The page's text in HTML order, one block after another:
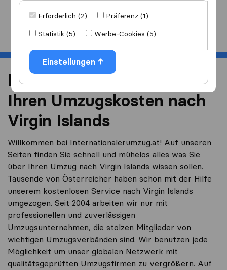
Erforderlich (2)
Präferenz (1)
Statistik (5)
Werbe-Cookies (5)
Einstellungen
Start
Reduzieren Sie 40% von
Ihren Umzugskosten nach
Virgin Islands
Willkommen bei Internationalerumzug.at! Auf unseren
Seiten finden Sie schnell und mühelos alles was Sie
über Ihren Umzug nach Virgin Islands wissen sollen.
Tausende von Österreicher haben schon mit der Hilfe
unserem kostenlosen Service nach Virgin Islands
umgezogen. Seit 2004 arbeiten wir nur mit
professionellen und zuverlässigen
Umzugsunternehmen, die stolzen Mitglieder von
wichtigen Umzugsverbänden sind. Wir benutzen jede
Möglichkeit um unser globalen Netzwerk mit
qualitätsgeprüften Umzugsfirmen zu vergrößern. Auf